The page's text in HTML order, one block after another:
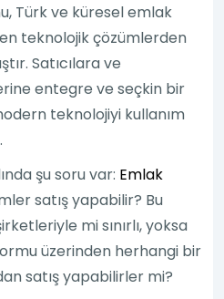
Türk ve küresel emlak
teknolojik çözümlerden
Satıcılara ve
entegre ve seçkin bir
teknolojiyi kullanım
şu soru var: Emlak
satış yapabilir? Bu
mi sınırlı, yoksa
üzerinden herhangi bir
satış yapabilirler mi?